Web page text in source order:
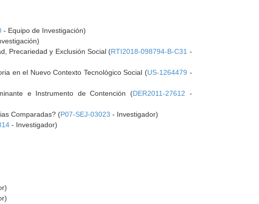
- Equipo de Investigación)
Precariedad y Exclusión Social (RTI2018-098794-B-C31 -
en el Nuevo Contexto Tecnológico Social (US-1264479 -
e Instrumento de Contención (DER2011-27612 -
Comparadas? (P07-SEJ-03023 - Investigador)
- Investigador)